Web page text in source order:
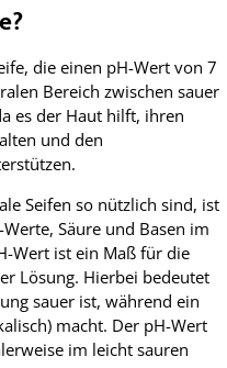
die einen pH-Wert von 7
Bereich zwischen sauer
es der Haut hilft, ihren
und den
Seifen so nützlich sind, ist
Säure und Basen im
Wert ist ein Maß für die
Lösung. Hierbei bedeutet
sauer ist, während ein
macht. Der pH-Wert
im leicht sauren